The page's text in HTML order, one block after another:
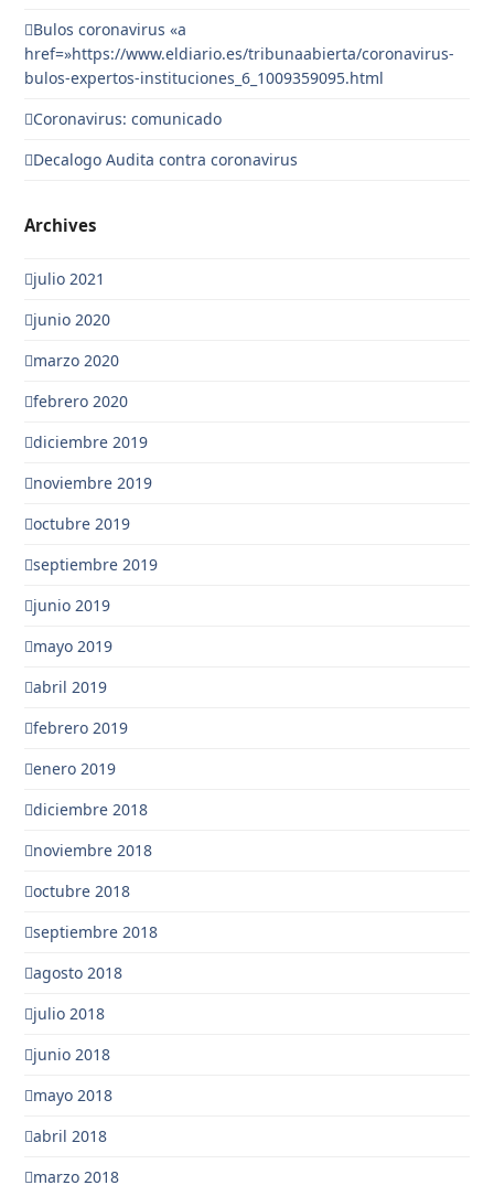
Bulos coronavirus «a
href=»https://www.eldiario.es/tribunaabierta/coronavirus-
bulos-expertos-instituciones_6_1009359095.html
Coronavirus: comunicado
Decalogo Audita contra coronavirus
Archives
julio 2021
junio 2020
marzo 2020
febrero 2020
diciembre 2019
noviembre 2019
octubre 2019
septiembre 2019
junio 2019
mayo 2019
abril 2019
febrero 2019
enero 2019
diciembre 2018
noviembre 2018
octubre 2018
septiembre 2018
agosto 2018
julio 2018
junio 2018
mayo 2018
abril 2018
marzo 2018